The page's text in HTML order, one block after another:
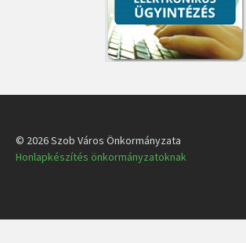
© 2026 Szob Város Önkormányzata
Honlapkészítés önkormányzatoknak